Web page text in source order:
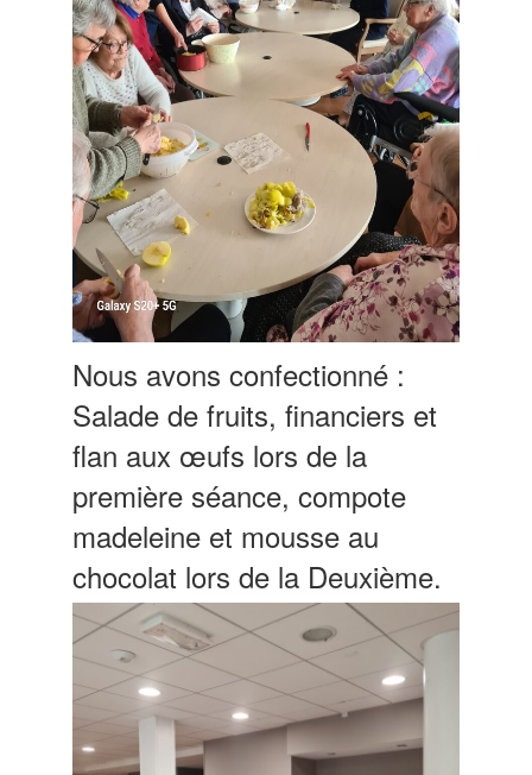
Nous avons confectionné :
Salade de fruits, financiers et
flan aux œufs lors de la
première séance, compote
madeleine et mousse au
chocolat lors de la Deuxième.